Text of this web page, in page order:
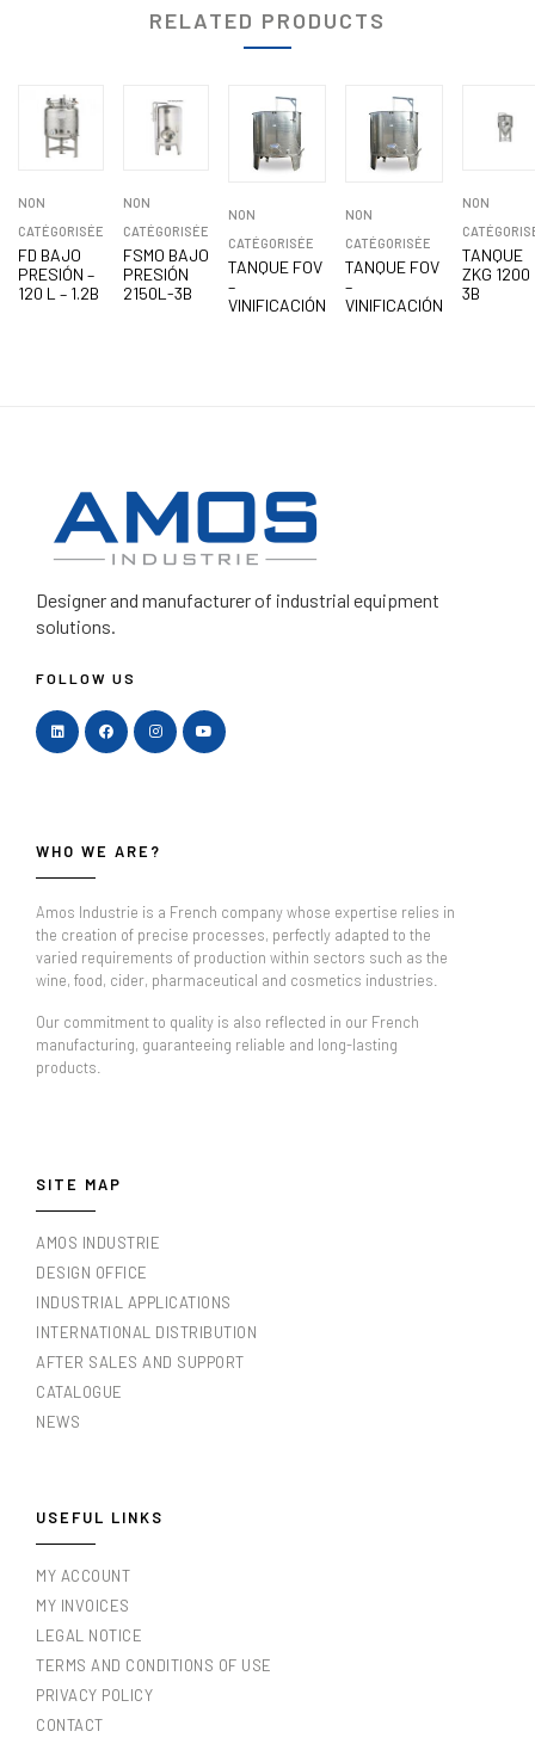
RELATED PRODUCTS
NON
CATÉGORISÉE
FD BAJO
PRESIÓN –
120 L – 1.2B
NON
CATÉGORISÉE
FSMO BAJO
PRESIÓN
2150L-3B
NON
CATÉGORISÉE
TANQUE FOV
–
VINIFICACIÓN
NON
CATÉGORISÉE
TANQUE FOV
–
VINIFICACIÓN
NON
TANQUE
ZKG 1200
3B
Designer and manufacturerof industrial equipment
solutions.
FOLLOW US
WHO WE ARE?
Amos Industrie is a French company whose expertise relies in
the creation of precise processes, perfectly adapted to the
varied requirements of production within sectors such as the
wine, food, cider, pharmaceutical and cosmetics industries.
Our commitment to quality is also reflected in our French
manufacturing, guaranteeing reliable and long-lasting
products.
SITE MAP
AMOS INDUSTRIE
DESIGN OFFICE
INDUSTRIAL APPLICATIONS
INTERNATIONAL DISTRIBUTION
AFTER SALES AND SUPPORT
CATALOGUE
NEWS
USEFUL LINKS
MY ACCOUNT
MY INVOICES
LEGAL NOTICE
TERMS AND CONDITIONS OF USE
PRIVACY POLICY
CONTACT